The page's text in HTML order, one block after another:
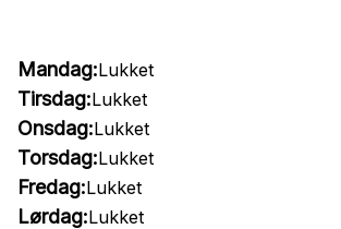
Mandag:Lukket
Tirsdag:Lukket
Onsdag:Lukket
Torsdag:Lukket
Fredag:Lukket
Lørdag:Lukket